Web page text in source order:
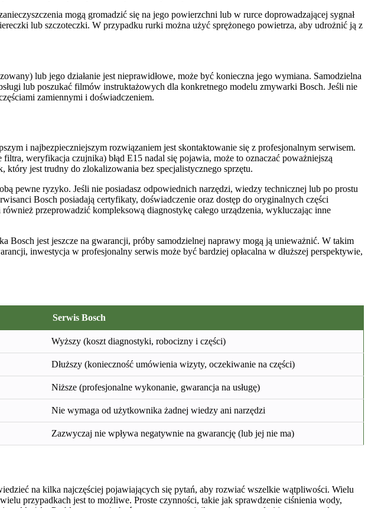
mogą gromadzić się na jego powierzchni lub w rurce doprowadzającej sygnał
lub szczoteczki. W przypadku rurki można użyć sprężonego powietrza, aby udrożnić ją z
lub jego działanie jest nieprawidłowe, może być konieczna jego wymiana. Samodzielna
lub poszukać filmów instruktażowych dla konkretnego modelu zmywarki Bosch. Jeśli nie
zamiennymi i doświadczeniem.
i najbezpieczniejszym rozwiązaniem jest skontaktowanie się z profesjonalnym serwisem.
weryfikacja czujnika) błąd E15 nadal się pojawia, może to oznaczać poważniejszą
który jest trudny do zlokalizowania bez specjalistycznego sprzętu.
pewne ryzyko. Jeśli nie posiadasz odpowiednich narzędzi, wiedzy technicznej lub po prostu
Bosch posiadają certyfikaty, doświadczenie oraz dostęp do oryginalnych części
przeprowadzić kompleksową diagnostykę całego urządzenia, wykluczając inne
Bosch jest jeszcze na gwarancji, próby samodzielnej naprawy mogą ją unieważnić. W takim
inwestycja w profesjonalny serwis może być bardziej opłacalna w dłuższej perspektywie,
Serwis Bosch
Wyższy (koszt diagnostyki, robocizny i części)
Dłuższy (konieczność umówienia wizyty, oczekiwanie na części)
Niższe (profesjonalne wykonanie, gwarancja na usługę)
Nie wymaga od użytkownika żadnej wiedzy ani narzędzi
Zazwyczaj nie wpływa negatywnie na gwarancję (lub jej nie ma)
na kilka najczęściej pojawiających się pytań, aby rozwiać wszelkie wątpliwości. Wielu
przypadkach jest to możliwe. Proste czynności, takie jak sprawdzenie ciśnienia wody,